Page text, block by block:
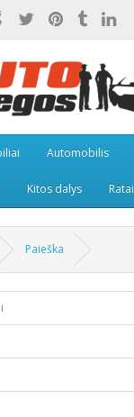
Automobilis
Kitos dalys Ratai
Paieška